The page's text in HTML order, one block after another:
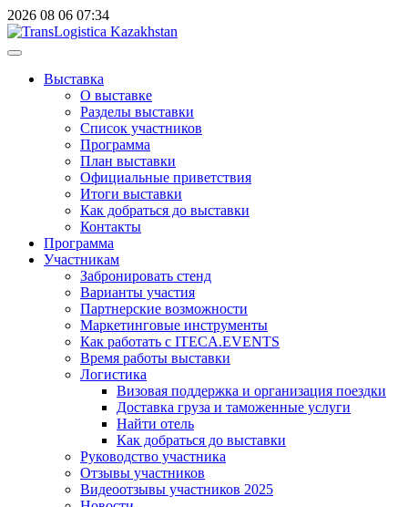
2026 08 06 07:34
Выставка
О выставке
Разделы выставки
Список участников
Программа
План выставки
Официальные приветствия
Итоги выставки
Как добраться до выставки
Контакты
Программа
Участникам
Забронировать стенд
Варианты участия
Партнерские возможности
Маркетинговые инструменты
Как работать с ITECA.EVENTS
Время работы выставки
Логистика
Визовая поддержка и организация поездки
Доставка груза и таможенные услуги
Найти отель
Как добраться до выставки
Руководство участника
Отзывы участников
Видеоотзывы участников 2025